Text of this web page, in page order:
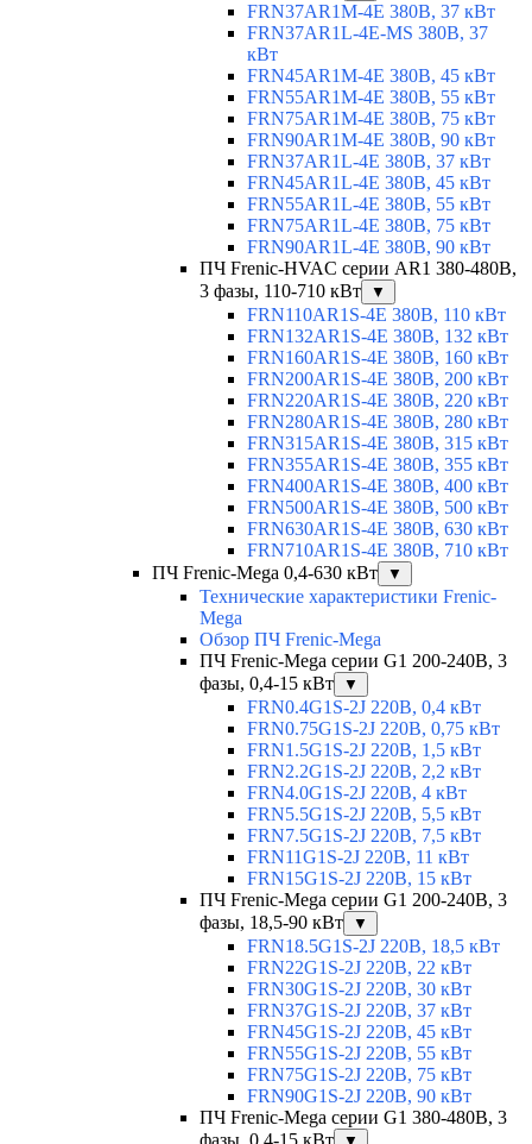
FRN37AR1M-4E 380В, 37 кВт
FRN37AR1L-4E-MS 380В, 37
кВт
FRN45AR1M-4E 380В, 45 кВт
FRN55AR1M-4E 380В, 55 кВт
FRN75AR1M-4E 380В, 75 кВт
FRN90AR1M-4E 380В, 90 кВт
FRN37AR1L-4E 380В, 37 кВт
FRN45AR1L-4E 380В, 45 кВт
FRN55AR1L-4E 380В, 55 кВт
FRN75AR1L-4E 380В, 75 кВт
FRN90AR1L-4E 380В, 90 кВт
ПЧ Frenic-HVAC серии AR1 380-480В,
3 фазы, 110-710 кВт
▼
FRN110AR1S-4E 380В, 110 кВт
FRN132AR1S-4E 380В, 132 кВт
FRN160AR1S-4E 380В, 160 кВт
FRN200AR1S-4E 380В, 200 кВт
FRN220AR1S-4E 380В, 220 кВт
FRN280AR1S-4E 380В, 280 кВт
FRN315AR1S-4E 380В, 315 кВт
FRN355AR1S-4E 380В, 355 кВт
FRN400AR1S-4E 380В, 400 кВт
FRN500AR1S-4E 380В, 500 кВт
FRN630AR1S-4E 380В, 630 кВт
FRN710AR1S-4E 380В, 710 кВт
ПЧ Frenic-Mega 0,4-630 кВт
▼
Технические характеристики Frenic-
Mega
Обзор ПЧ Frenic-Mega
ПЧ Frenic-Mega серии G1 200-240В, 3
фазы, 0,4-15 кВт
▼
FRN0.4G1S-2J 220В, 0,4 кВт
FRN0.75G1S-2J 220В, 0,75 кВт
FRN1.5G1S-2J 220В, 1,5 кВт
FRN2.2G1S-2J 220В, 2,2 кВт
FRN4.0G1S-2J 220В, 4 кВт
FRN5.5G1S-2J 220В, 5,5 кВт
FRN7.5G1S-2J 220В, 7,5 кВт
FRN11G1S-2J 220В, 11 кВт
FRN15G1S-2J 220В, 15 кВт
ПЧ Frenic-Mega серии G1 200-240В, 3
фазы, 18,5-90 кВт
▼
FRN18.5G1S-2J 220В, 18,5 кВт
FRN22G1S-2J 220В, 22 кВт
FRN30G1S-2J 220В, 30 кВт
FRN37G1S-2J 220В, 37 кВт
FRN45G1S-2J 220В, 45 кВт
FRN55G1S-2J 220В, 55 кВт
FRN75G1S-2J 220В, 75 кВт
FRN90G1S-2J 220В, 90 кВт
ПЧ Frenic-Mega серии G1 380-480В, 3